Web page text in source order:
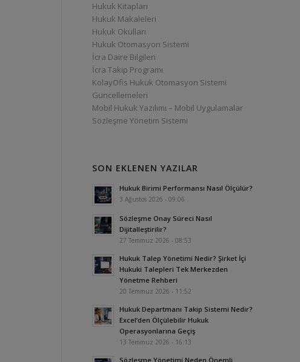
Hukuk Kitapları
Hukuk Makaleleri
Hukuk Okulları
Hukuk Otomasyon Sistemi
İcra Daire Bilgileri
İcra Takip Programı
KolayOfis Hukuk Otomasyon Sistemi
Güncellemeleri
Mobil Hukuk Yazılımı – Mobil Uygulamalar
Sözleşme Yönetim Sistemi
SON EKLENEN YAZILAR
Hukuk Birimi Performansı Nasıl Ölçülür?
3 Ağustos 2026 - 09:06
Sözleşme Onay Süreci Nasıl
Dijitalleştirilir?
27 Temmuz 2026 - 08:53
Hukuk Talep Yönetimi Nedir? Şirket İçi
Hukuki Talepleri Tek Merkezden
Yönetme Rehberi
20 Temmuz 2026 - 11:52
Hukuk Departmanı Takip Sistemi Nedir?
Excel’den Ölçülebilir Hukuk
Operasyonlarına Geçiş
13 Temmuz 2026 - 16:13
Sözleşme Yönetimi Neden Önemli